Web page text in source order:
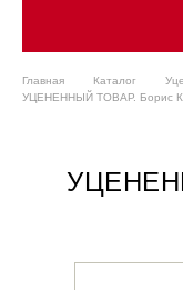
Главная Каталог
УЦЕНЕННЫЙ ТОВАР. Борис